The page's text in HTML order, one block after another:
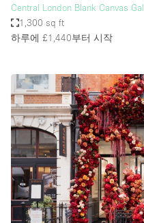
Central London Blank Canvas
1,300 sq ft
하루에 £1,440부터 시작